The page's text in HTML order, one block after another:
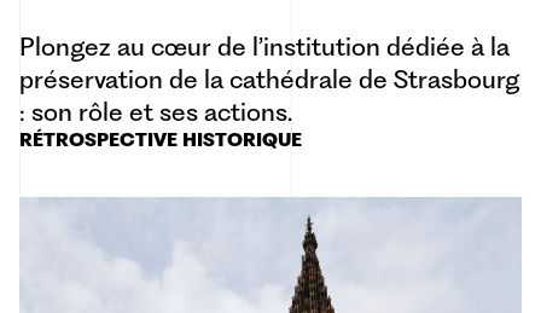
Plongez au cœur de l’institution dédiée à la
préservation de la cathédrale de Strasbourg
: son rôle et ses actions.
RÉTROSPECTIVE HISTORIQUE